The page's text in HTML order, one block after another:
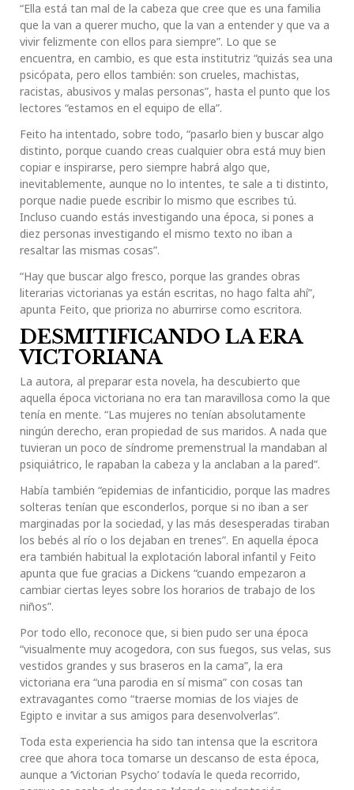
“Ella está tan mal de la cabeza que cree que es una familia
que la van a querer mucho, que la van a entender y que va a
vivir felizmente con ellos para siempre”. Lo que se
encuentra, en cambio, es que esta institutriz “quizás sea una
psicópata, pero ellos también: son crueles, machistas,
racistas, abusivos y malas personas”, hasta el punto que los
lectores “estamos en el equipo de ella”.
Feito ha intentado, sobre todo, “pasarlo bien y buscar algo
distinto, porque cuando creas cualquier obra está muy bien
copiar e inspirarse, pero siempre habrá algo que,
inevitablemente, aunque no lo intentes, te sale a ti distinto,
porque nadie puede escribir lo mismo que escribes tú.
Incluso cuando estás investigando una época, si pones a
diez personas investigando el mismo texto no iban a
resaltar las mismas cosas”.
“Hay que buscar algo fresco, porque las grandes obras
literarias victorianas ya están escritas, no hago falta ahí”,
apunta Feito, que prioriza no aburrirse como escritora.
DESMITIFICANDO LA ERA
VICTORIANA
La autora, al preparar esta novela, ha descubierto que
aquella época victoriana no era tan maravillosa como la que
tenía en mente. “Las mujeres no tenían absolutamente
ningún derecho, eran propiedad de sus maridos. A nada que
tuvieran un poco de síndrome premenstrual la mandaban al
psiquiátrico, le rapaban la cabeza y la anclaban a la pared”.
Había también “epidemias de infanticidio, porque las madres
solteras tenían que esconderlos, porque si no iban a ser
marginadas por la sociedad, y las más desesperadas tiraban
los bebés al río o los dejaban en trenes”. En aquella época
era también habitual la explotación laboral infantil y Feito
apunta que fue gracias a Dickens “cuando empezaron a
cambiar ciertas leyes sobre los horarios de trabajo de los
niños”.
Por todo ello, reconoce que, si bien pudo ser una época
“visualmente muy acogedora, con sus fuegos, sus velas, sus
vestidos grandes y sus braseros en la cama”, la era
victoriana era “una parodia en sí misma” con cosas tan
extravagantes como “traerse momias de los viajes de
Egipto e invitar a sus amigos para desenvolverlas”.
Toda esta experiencia ha sido tan intensa que la escritora
cree que ahora toca tomarse un descanso de esta época,
aunque a ‘Victorian Psycho’ todavía le queda recorrido,